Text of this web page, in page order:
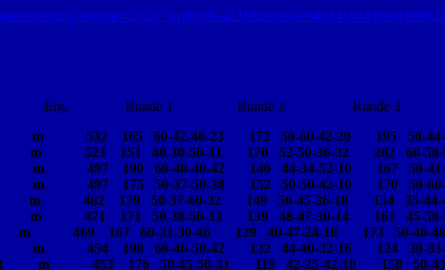
sommer-2023/
Runde 1 Runde 2 Runde 3
532 165 60-42-40-23 172 50-60-42-20 195 50-44-
m 523 151 40-30-50-31 170 52-50-36-32 202 60-58-
497 190 60-48-40-42 140 44-34-52-10 167 50-41-
m 497 175 50-37-50-38 152 50-50-42-10 170 50-60-
179 50-37-60-32 149 50-45-36-18 154 35-44-
471 171 50-38-50-33 139 48-47-30-14 161 45-58-
60-31-30-46 129 40-47-24-18 173 50-40-48-
454 198 60-46-50-42 132 44-40-32-16 124 30-33-
453 176 50-45-50-31 119 42-25-42-10 158 50-43-